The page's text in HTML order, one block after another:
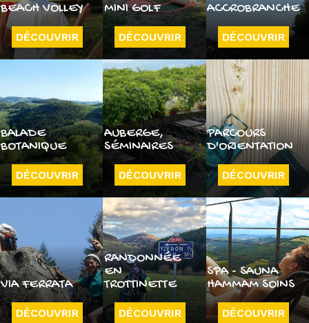
BEACH VOLLEY
DÉCOUVRIR
MINI GOLF
DÉCOUVRIR
ACCROBRANCHE
DÉCOUVRIR
BALADE
BOTANIQUE
DÉCOUVRIR
AUBERGE,
SÉMINAIRES
DÉCOUVRIR
PARCOURS
D'ORIENTATION
DÉCOUVRIR
VIA FERRATA
DÉCOUVRIR
RANDONNÉE
EN
TROTTINETTE
DÉCOUVRIR
SPA - SAUNA
HAMMAM SOINS
DÉCOUVRIR